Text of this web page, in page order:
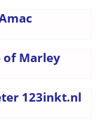
of Marley
123inkt.nl